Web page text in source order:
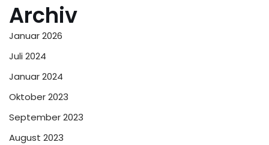
Archiv
Januar 2026
Juli 2024
Januar 2024
Oktober 2023
September 2023
August 2023